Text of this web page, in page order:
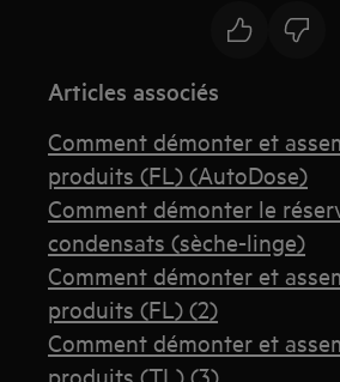
Articles associés
Comment démonter et
produits (FL) (AutoDose)
Comment démonter le
condensats (sèche-linge)
Comment démonter et
produits (FL) (2)
Comment démonter et
produits (TL) (3)